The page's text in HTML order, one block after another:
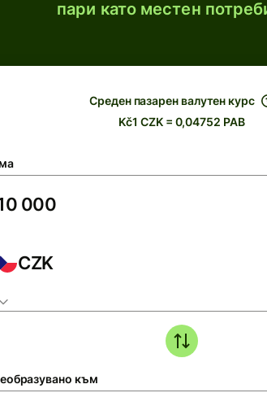
пари като местен
Среден пазарен валутен курс
Kč1 CZK = 0,04752 PAB
CZK
към